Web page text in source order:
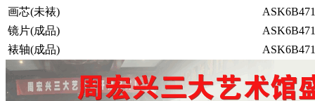
画芯(未裱)
镜片(成品)
裱轴(成品)